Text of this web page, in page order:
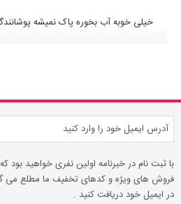
خیلی خوبه آب بخوره پاک نمیشه
با ثبت نام در خبرنامه اولین نفری خواهید بود
فروش های ویژه و کدهای تخفیف ما مطلع می
در ایمیل خود دریافت کنید .